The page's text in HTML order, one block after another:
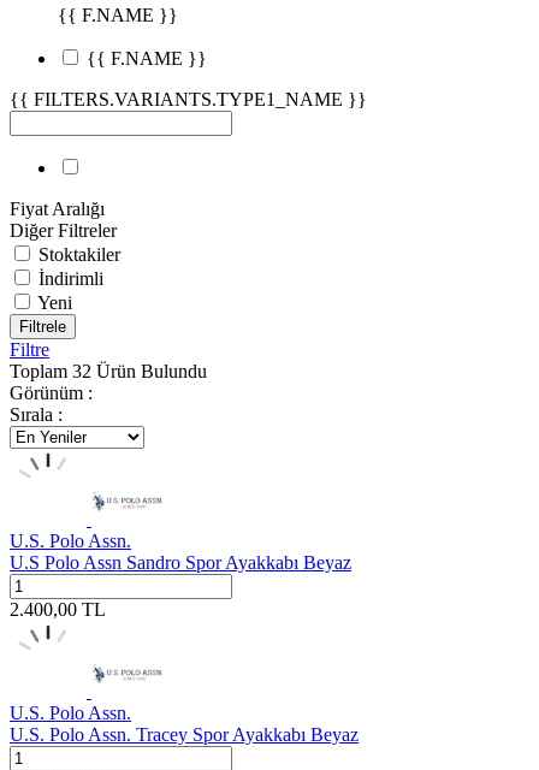
{{ F.NAME }}
{{ F.NAME }}
{{ FILTERS.VARIANTS.TYPE1_NAME }}
Fiyat Aralığı
Diğer Filtreler
Stoktakiler
İndirimli
Yeni
Filtrele
Filtre
Toplam 32 Ürün Bulundu
Görünüm :
Sırala :
U.S. Polo Assn.
U.S Polo Assn Sandro Spor Ayakkabı Beyaz
2.400,00 TL
U.S. Polo Assn.
U.S. Polo Assn. Tracey Spor Ayakkabı Beyaz